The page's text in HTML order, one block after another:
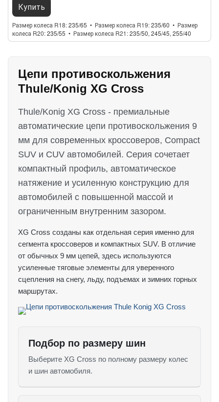
Купить
Размер колеса R18 235/65 Размер колеса R19 235/60
Размер
колеса R20 235/55 Размер колеса R21 235/50, 245/45, 255/40
Цепи противоскольжения
Thule/Konig XG Cross
Thule/Konig XG Cross - премиальные
автоматические цепи противоскольжения 9
мм для современных кроссоверов, Compact
SUV и CUV автомобилей. Серия сочетает
компактный профиль, автоматическое
натяжение и усиленную конструкцию для
автомобилей с повышенной массой и
ограниченным внутренним зазором.
XG Cross созданы как отдельная серия именно для
сегмента кроссоверов и компактных SUV. В отличие
от обычных 9 мм цепей, здесь используются
усиленные тяговые элементы для уверенного
сцепления на снегу, льду, подъемах и зимних горных
маршрутах.
Подбор по размеру шин
Выберите XG Cross по полному размеру колес
и шин автомобиля.